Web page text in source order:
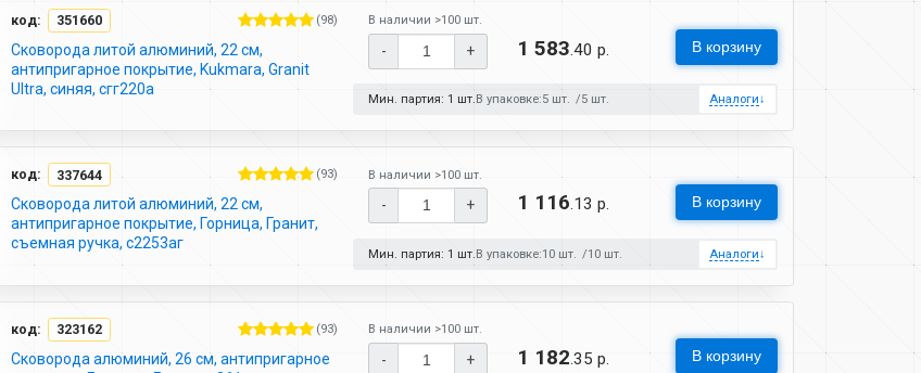
код: 351660 (98)
Сковорода литой алюминий, 22 см,
антипригарное покрытие, Kukmara, Granit
Ultra, синяя, сгг220а
В наличии >100 шт.
- + 1 583.40 р. В корзину
Мин. партия: 1 шт. В упаковке:5 шт. 5 шт. Аналоги↓
код: 337644 (93)
Сковорода литой алюминий, 22 см,
антипригарное покрытие, Горница, Гранит,
съемная ручка, с2253аг
В наличии >100 шт.
- + 1 116.13 р. В корзину
Мин. партия: 1 шт.В упаковке:10 шт. 10 шт. Аналоги↓
код: 323162 (93)
Сковорода алюминий, 26 см, антипригарное
В наличии >100 шт.
- + 1 182.35 р. В корзину